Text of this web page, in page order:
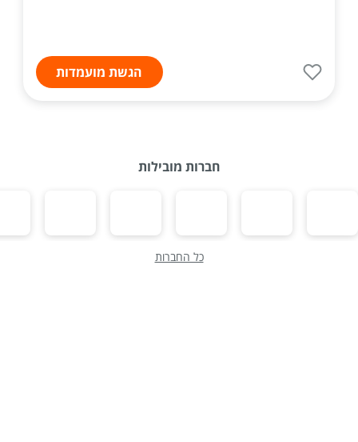
הגשת מועמדות
חברות מובילות
כל החברות